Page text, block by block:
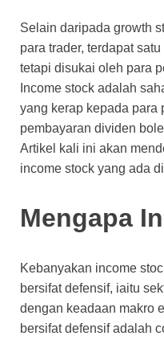
Selain daripada growth
para trader, terdapat
tetapi disukai oleh para
Income stock adalah
yang kerap kepada para
pembayaran dividen
Artikel kali ini akan
income stock yang ada
Mengapa
Kebanyakan income
bersifat defensif, iaitu
dengan keadaan makro
bersifat defensif adalah